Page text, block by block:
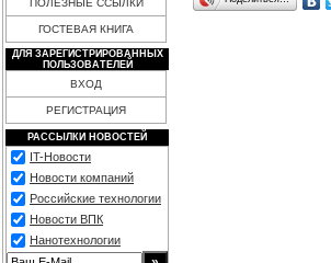
ПОЛЕЗНЫЕ ССЫЛКИ
ГОСТЕВАЯ КНИГА
ДЛЯ ЗАРЕГИСТРИРОВАННЫХ
ПОЛЬЗОВАТЕЛЕЙ
ВХОД
РЕГИСТРАЦИЯ
РАССЫЛКИ НОВОСТЕЙ
IT-Новости
Новости компаний
Российские технологии
Новости ВПК
Нанотехнологии